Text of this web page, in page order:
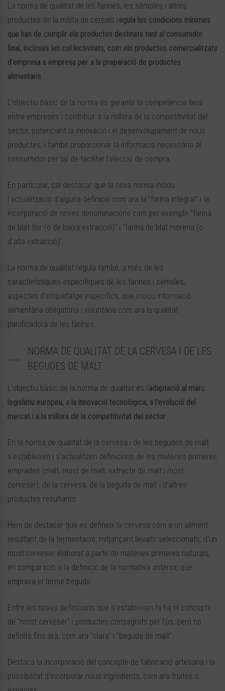
La norma de qualitat de les farines, les sèmoles i altres
productes de la mòlta de cereals regula les condicions mínimes
que han de complir els productes destinats tant al consumidor
final, incloses les col·lectivitats, com els productes comercialitzats
d'empresa a empresa per a la preparació de productes
alimentaris.
L'objectiu bàsic de la norma és garantir la competència lleial
entre empreses i contribuir a la millora de la competitivitat del
sector, potenciant la innovació i el desenvolupament de nous
productes, i també proporcionar la informació necessària al
consumidor per tal de facilitar l'elecció de compra.
En particular, cal destacar que la nova norma inclou
l'actualització d'alguna definició com ara la "farina integral" i la
incorporació de noves denominacions com per exemple "farina
de blat flor (o de baixa extracció)" i "farina de blat morena (o
d'alta extracció)".
La norma de qualitat regula també, a més de les
característiques específiques de les farines i sèmoles,
aspectes d'etiquetatge específics, que inclou informació
alimentària obligatòria i voluntària com ara la qualitat
panificadora de les farines.
NORMA DE QUALITAT DE LA CERVESA I DE LES
BEGUDES DE MALT
L'objectiu bàsic de la norma de qualitat és l'adaptació al marc
legislatiu europeu, a la innovació tecnològica, a l'evolució del
mercat i a la millora de la competitivitat del sector
En la norma de qualitat de la cervesa i de les begudes de malt
s'estableixen i s'actualitzen definicions de les matèries primeres
emprades (malt, most de malt, extracte de malt i most
cerveser), de la cervesa, de la beguda de malt i d'altres
productes resultants.
Hem de destacar que es defineix la cervesa com a un aliment
resultant de la fermentació, mitjançant llevats seleccionats, d'un
most cerveser elaborat a partir de matèries primeres naturals,
en comparació a la definició de la normativa anterior, que
emprava el terme beguda.
Entre les noves definicions que s'estableixen hi ha el concepte
de "most cerveser" i productes consagrats per l'ús, però no
definits fins ara, com ara "clara" i "beguda de malt".
Destaca la incorporació del concepte de fabricació artesana i la
possibilitat d'incorporar nous ingredients, com ara fruites o